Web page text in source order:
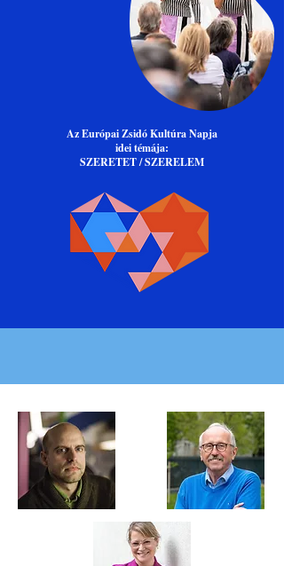
Az Európai Zsidó Kultúra Napja
idei témája:
SZERETET / SZERELEM